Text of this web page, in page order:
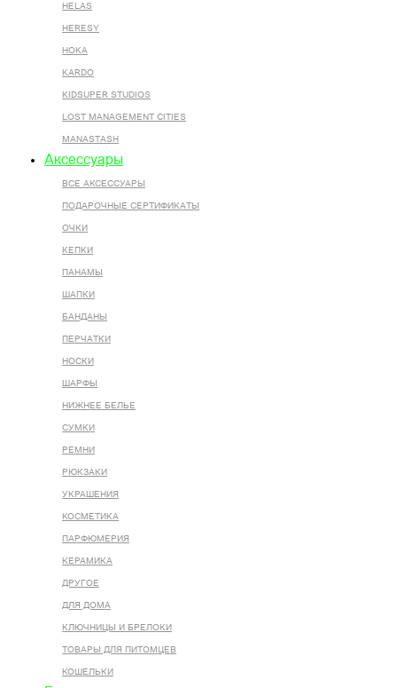
HELAS
HERESY
HOKA
KARDO
KIDSUPER STUDIOS
LOST MANAGEMENT CITIES
MANASTASH
Аксессуары
ВСЕ AКСЕССУАРЫ
ПОДАРОЧНЫЕ СЕРТИФИКАТЫ
ОЧКИ
КЕПКИ
ПАНАМЫ
ШАПКИ
БАНДАНЫ
ПЕРЧАТКИ
НОСКИ
ШАРФЫ
НИЖНЕЕ БЕЛЬЕ
СУМКИ
РЕМНИ
РЮКЗАКИ
УКРАШЕНИЯ
КОСМЕТИКА
ПАРФЮМЕРИЯ
КЕРАМИКА
ДРУГОЕ
ДЛЯ ДОМА
КЛЮЧНИЦЫ И БРЕЛОКИ
ТОВАРЫ ДЛЯ ПИТОМЦЕВ
КОШЕЛЬКИ